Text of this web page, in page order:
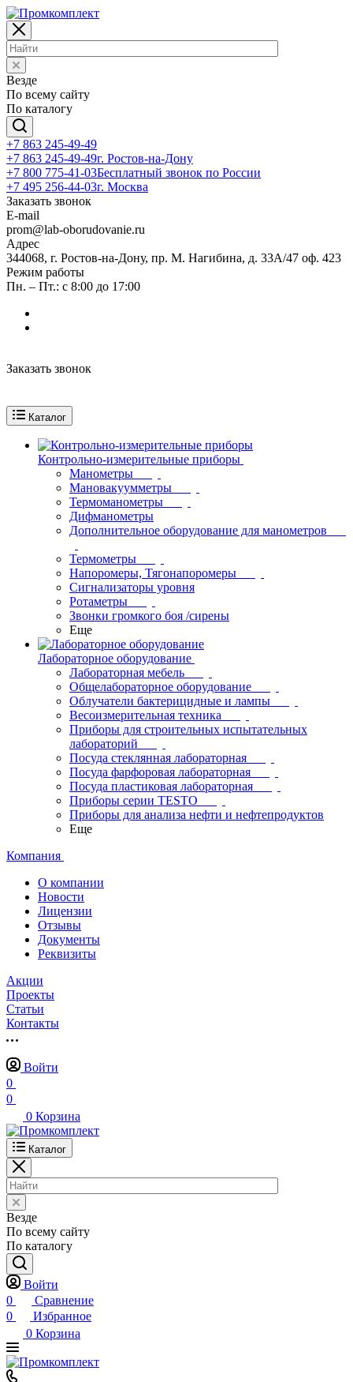
Везде
По всему сайту
По каталогу
+7 863 245-49-49
+7 863 245-49-49г. Ростов-на-Дону
+7 800 775-41-03Бесплатный звонок по России
+7 495 256-44-03г. Москва
Заказать звонок
E-mail
prom@lab-oborudovanie.ru
Адрес
344068, г. Ростов-на-Дону, пр. М. Нагибина, д. 33А/47 оф. 423
Режим работы
Пн. – Пт.: с 8:00 до 17:00
Заказать звонок
Каталог
Контрольно-измерительные приборы
Манометры
Мановакуумметры
Термоманометры
Дифманометры
Дополнительное оборудование для манометров
Термометры
Напоромеры, Тягонапоромеры
Сигнализаторы уровня
Ротаметры
Звонки громкого боя /сирены
Еще
Лабораторное оборудование
Лабораторная мебель
Общелабораторное оборудование
Облучатели бактерицидные и лампы
Весоизмерительная техника
Приборы для строительных испытательных
лабораторий
Посуда стеклянная лабораторная
Посуда фарфоровая лабораторная
Посуда пластиковая лабораторная
Приборы серии TESTO
Приборы для анализа нефти и нефтепродуктов
Еще
Компания
О компании
Новости
Лицензии
Отзывы
Документы
Реквизиты
Акции
Проекты
Статьи
Контакты
Войти
0
0
0 Корзина
Каталог
Везде
По всему сайту
По каталогу
Войти
0
Сравнение
0
Избранное
0 Корзина